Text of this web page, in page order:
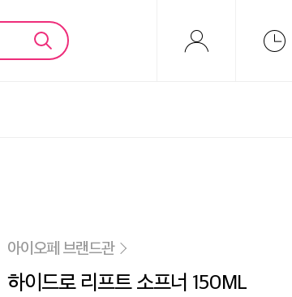
아이오페 브랜드관
하이드로 리프트 소프너 150ML